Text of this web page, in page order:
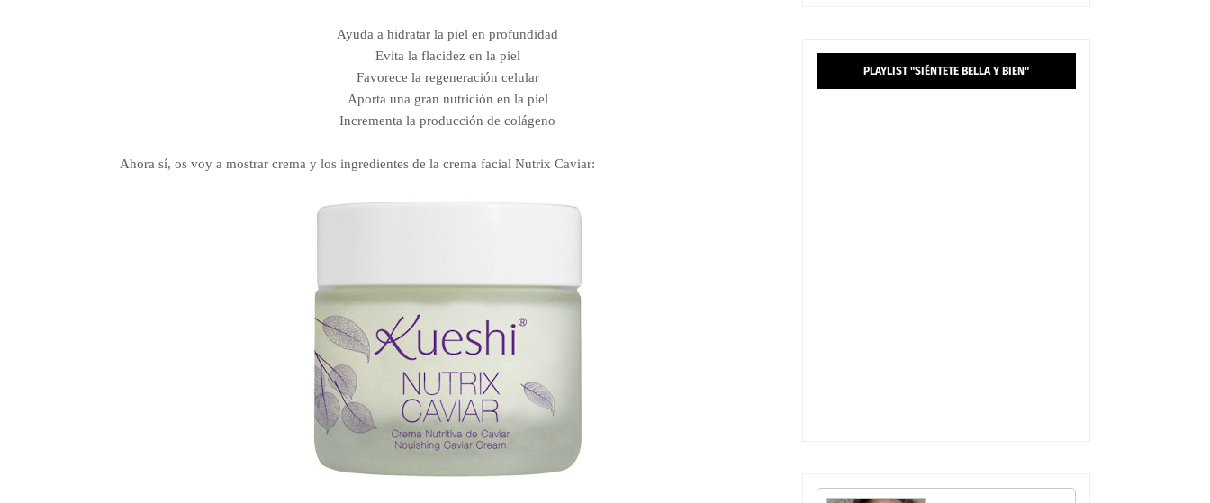
Ayuda a hidratar la piel en profundidad
Evita la flacidez en la piel
Favorece la regeneración celular
Aporta una gran nutrición en la piel
Incrementa la producción de colágeno
Ahora sí, os voy a mostrar crema y los ingredientes de la crema facial Nutrix Caviar:
PLAYLIST "SIÉNTETE BELLA Y BIEN"